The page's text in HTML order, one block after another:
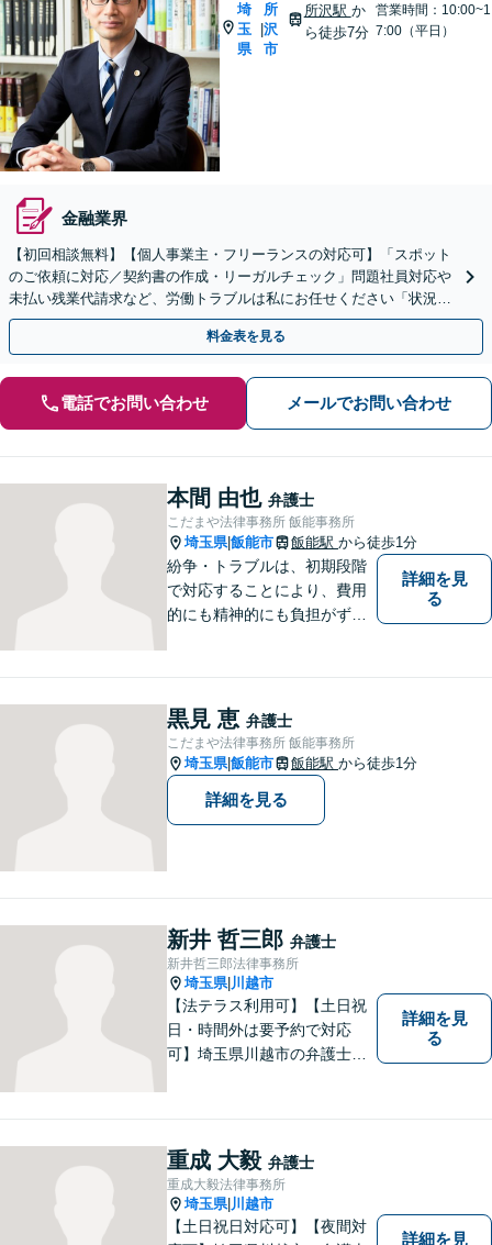
埼
玉
県
所
沢
市
所沢駅 か
ら徒歩7分
営業時間：10:00~1
7:00（平日）
金融業界
【初回相談無料】【個人事業主・フリーランスの対応可】「スポット
のご依頼に対応／契約書の作成・リーガルチェック」問題社員対応や
未払い残業代請求など、労働トラブルは私にお任せください「状況に
応じた実践的な法的支援を実施」【休日・夜間相談可】
料金表を見る
電話でお問い合わせ メールでお問い合わせ
本間 由也 弁護士
こだまや法律事務所 飯能事務所
埼玉県|飯能市 飯能駅 から徒歩1分
紛争・トラブルは、初期段階
で対応することにより、費用
的にも精神的にも負担がずっ
ひ一度ご相談ください。
詳細を見
る
黒見 恵 弁護士
こだまや法律事務所 飯能事務所
埼玉県|飯能市 飯能駅 から徒歩1分
詳細を見る
新井 哲三郎 弁護士
新井哲三郎法律事務所
埼玉県| 川越市
【法テラス利用可】【土日祝
日・時間外は要予約で対応
可】埼玉県川越市の弁護士で
軽にご相談ください。
詳細を見
る
重成 大毅 弁護士
重成大毅法律事務所
埼玉県| 川越市
【土日祝日対応可】【夜間対
詳細を見